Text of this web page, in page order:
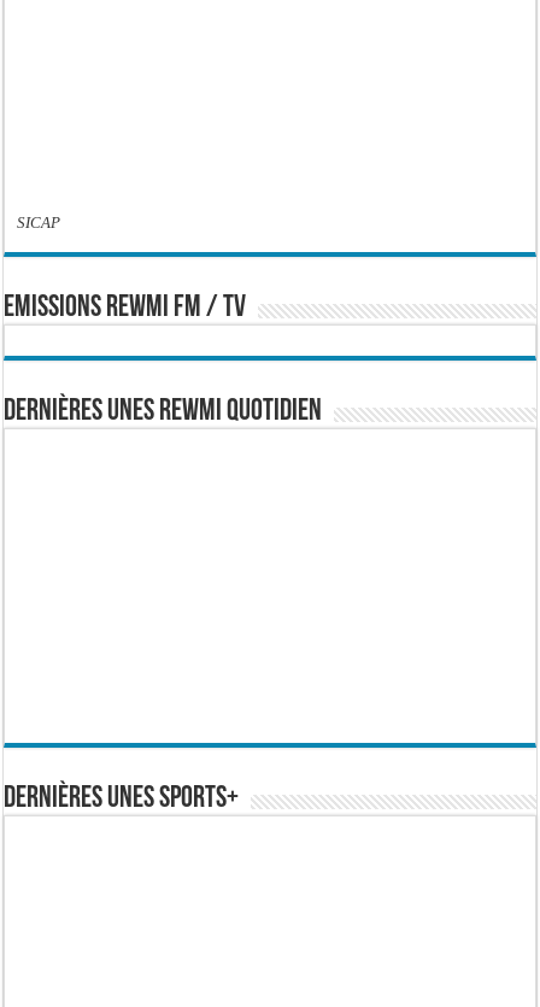
SICAP
EMISSIONS REWMI FM / TV
Dernières Unes Rewmi Quotidien
Dernières Unes Sports+